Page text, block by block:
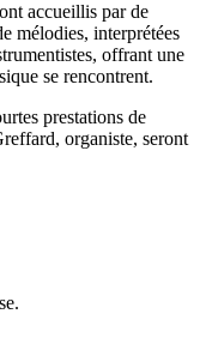
accueillis par de
mélodies, interprétées
offrant une
se rencontrent.
prestations de
organiste, seront